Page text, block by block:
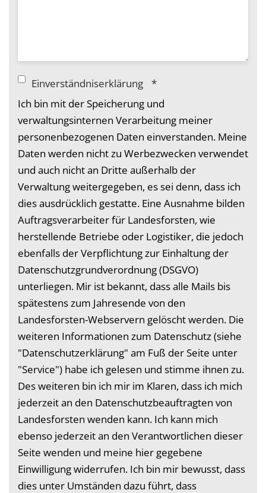
Einverständniserklärung
*
Ich bin mit der Speicherung und
verwaltungsinternen Verarbeitung meiner
personenbezogenen Daten einverstanden. Meine
Daten werden nicht zu Werbezwecken verwendet
und auch nicht an Dritte außerhalb der
Verwaltung weitergegeben, es sei denn, dass ich
dies ausdrücklich gestatte. Eine Ausnahme bilden
Auftragsverarbeiter für Landesforsten, wie
herstellende Betriebe oder Logistiker, die jedoch
ebenfalls der Verpflichtung zur Einhaltung der
Datenschutzgrundverordnung (DSGVO)
unterliegen. Mir ist bekannt, dass alle Mails bis
spätestens zum Jahresende von den
Landesforsten-Webservern gelöscht werden. Die
weiteren Informationen zum Datenschutz (siehe
"Datenschutzerklärung" am Fuß der Seite unter
"Service") habe ich gelesen und stimme ihnen zu.
Des weiteren bin ich mir im Klaren, dass ich mich
jederzeit an den Datenschutzbeauftragten von
Landesforsten wenden kann. Ich kann mich
ebenso jederzeit an den Verantwortlichen dieser
Seite wenden und meine hier gegebene
Einwilligung widerrufen. Ich bin mir bewusst, dass
dies unter Umständen dazu führt, dass